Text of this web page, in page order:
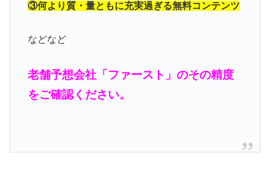
③何より質・量ともに充実過ぎる無料コンテンツ
などなど
老舗予想会社「ファースト」のその精度
をご確認ください。